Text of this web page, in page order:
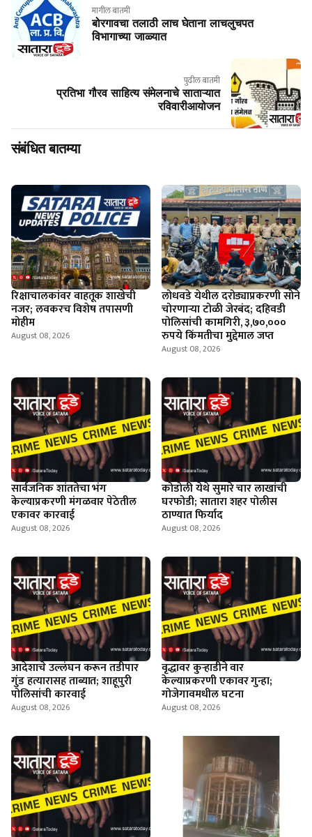
मागील बातमी
बोरगावचा तलाठी लाच घेताना लाचलुचपत
विभागाच्या जाळ्यात
पुढील बातमी
प्रतिभा गौरव साहित्य संमेलनाचे साताऱ्यात
रविवारीआयोजन
संबंधित बातम्या
रिक्षाचालकांवर वाहतूक शाखेची
नजर; लवकरच विशेष तपासणी
मोहीम
August 08, 2026
लोधवडे येथील दरोड्याप्रकरणी सोने
चोरणाऱ्या टोळी जेरबंद; दहिवडी
पोलिसांची कामगिरी, ३,७०,०००
रुपये किंमतीचा मुद्देमाल जप्त
August 08, 2026
सार्वजनिक शांततेचा भंग
केल्याप्रकरणी मंगळवार पेठेतील
एकावर कारवाई
August 08, 2026
कोडोली येथे सुमारे चार लाखांची
घरफोडी; सातारा शहर पोलीस
ठाण्यात फिर्याद
August 08, 2026
आदेशाचे उल्लंघन करून तडीपार
गुंड हत्यारासह ताब्यात; शाहूपुरी
पोलिसांची कारवाई
August 08, 2026
वृद्धावर कुऱ्हाडीने वार
केल्याप्रकरणी एकावर गुन्हा;
गोजेगावमधील घटना
August 08, 2026